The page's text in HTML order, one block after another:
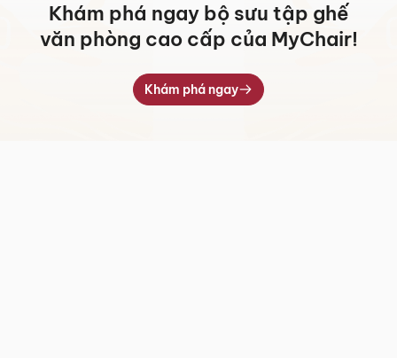
Khám phá ngay bộ sưu tập ghế
văn phòng cao cấp của MyChair!
Khám phá ngay